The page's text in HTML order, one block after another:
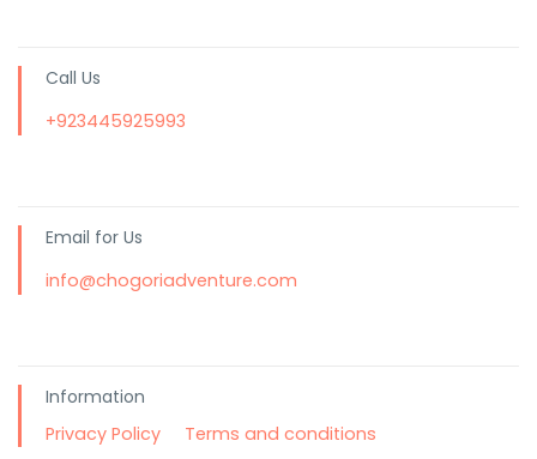
Call Us
+923445925993
Email for Us
info@chogoriadventure.com
Information
Privacy Policy
Terms and conditions